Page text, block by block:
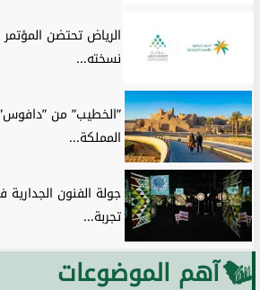
الرياض تحتضن
نسخته...
المملكة...
جولة الفنون الجدارية
تجربة...
آهم الموضوعات